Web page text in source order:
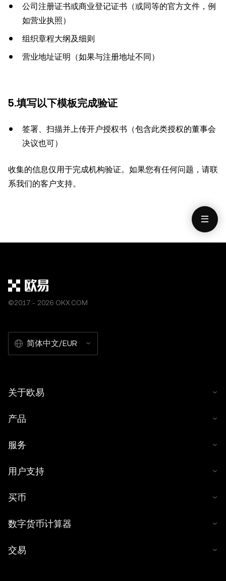
公司注册证书或商业登记证书（或同等的官方文件，例
如营业执照）
组织章程大纲及细则
营业地址证明（如果与注册地址不同）
5.填写以下模板完成验证
签署、扫描并上传开户授权书（包含此类授权的董事会
决议也可）
收集的信息仅用于完成机构验证。如果您有任何问题，请联
系我们的客户支持。
©2017 - 2026 OKX.COM
简体中文/EUR
关于欧易
产品
服务
用户支持
买币
数字货币计算器
交易